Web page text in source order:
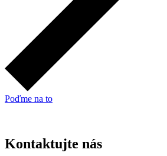
Poďme na to
Kontaktujte nás